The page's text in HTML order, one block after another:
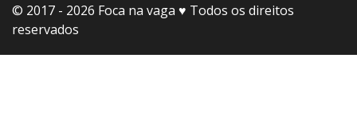
© 2017 - 2026 Foca na vaga ♥️ Todos os direitos
reservados